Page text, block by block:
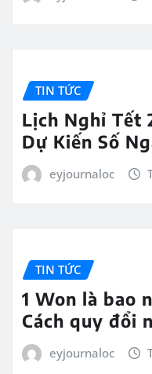
TIN TỨC
Lịch Nghỉ Tết
Dự Kiến Số
eyjournaloc
TIN TỨC
1 Won là bao
Cách quy đổi
eyjournaloc